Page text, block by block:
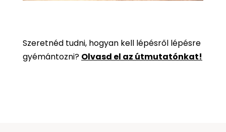
Szeretnéd tudni, hogyan kell lépésről lépésre
gyémántozni? Olvasd el az útmutatónkat!